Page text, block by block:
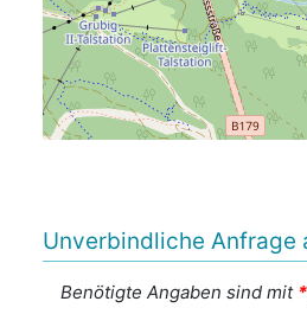
Unverbindliche Anfrage
Benötigte Angaben sind mit *